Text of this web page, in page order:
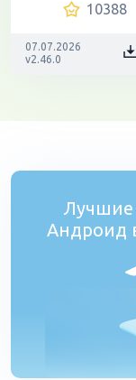
10388
07.07.2026
v2.46.0
Лучшие
Андроид